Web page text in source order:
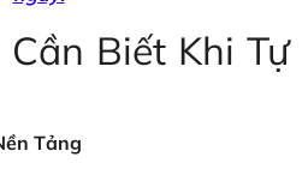
Biết Khi Tự
Tảng